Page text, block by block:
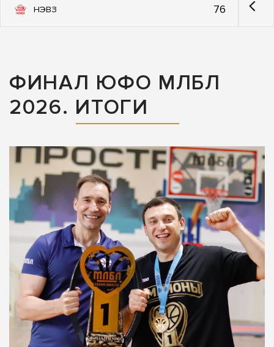
НЭВЗ 76
ФИНАЛ ЮФО МЛБЛ
2026. ИТОГИ